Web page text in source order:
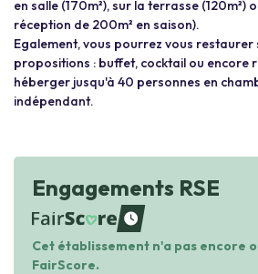
en salle (170m²), sur la terrasse (120m²)
réception de 200m² en saison).
Egalement, vous pourrez vous restaurer
propositions : buffet, cocktail ou encore
héberger jusqu'à 40 personnes en
indépendant.
Engagements RSE
waiting
Cet établissement n'a pas encore
FairScore.